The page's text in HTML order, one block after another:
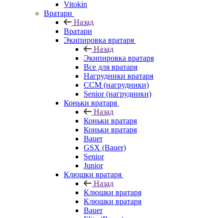
Vitokin
Вратари
Назад
Вратари
Экипировка вратаря
Назад
Экипировка вратаря
Все для вратаря
Нагрудники вратаря
CCM (нагрудники)
Senior (нагрудники)
Коньки вратаря
Назад
Коньки вратаря
Коньки вратаря
Bauer
GSX (Bauer)
Senior
Junior
Клюшки вратаря
Назад
Клюшки вратаря
Клюшки вратаря
Bauer